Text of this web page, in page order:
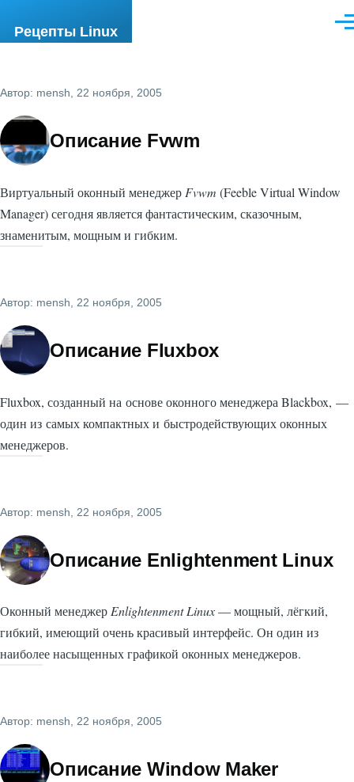
Рецепты Linux
Автор: mensh , 22 ноября, 2005
Описание Fvwm
Виртуальный оконный менеджер Fvwm (Feeble Virtual Window
Manager) сегодня является фантастическим, сказочным,
знаменитым, мощным и гибким.
Автор: mensh , 22 ноября, 2005
Описание Fluxbox
Fluxbox, созданный на основе оконного менеджера Blackbox, —
один из самых компактных и быстродействующих оконных
менеджеров.
Автор: mensh , 22 ноября, 2005
Описание Enlightenment Linux
Оконный менеджерEnlightenment Linux— мощный, лёгкий,
гибкий, имеющий очень красивый интерфейс. Он один из
наиболее насыщенных графикой оконных менеджеров.
Автор: mensh, 22 ноября, 2005
Описание Window Maker